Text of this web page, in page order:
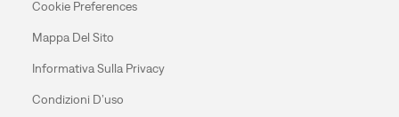
Cookie Preferences
Mappa Del Sito
Informativa Sulla Privacy
Condizioni D’uso